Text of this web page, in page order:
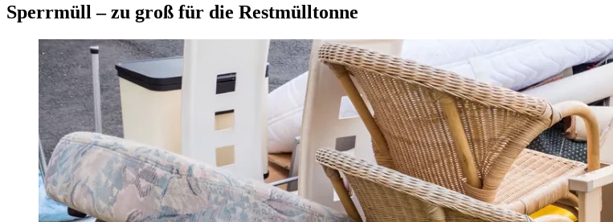
Sperrmüll – zu groß für die Restmülltonne